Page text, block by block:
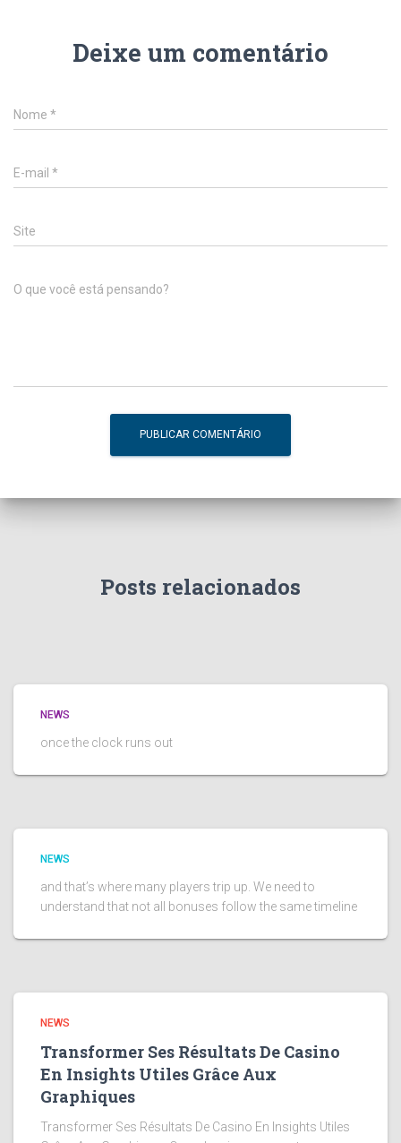
Deixe um comentário
Nome *
E-mail *
Site
O que você está pensando?
Posts relacionados
NEWS
once the clock runs out
NEWS
and that’s where many players trip up. We need to
understand that not all bonuses follow the same timeline
NEWS
Transformer Ses Résultats De Casino
En Insights Utiles Grâce Aux
Graphiques
Transformer Ses Résultats De Casino En Insights Utiles